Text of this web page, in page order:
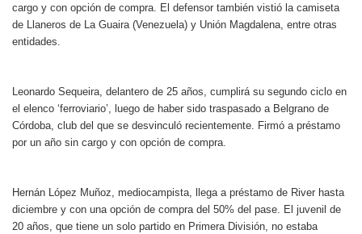
cargo y con opción de compra. El defensor también vistió la camiseta
de Llaneros de La Guaira (Venezuela) y Unión Magdalena, entre otras
entidades.
Leonardo Sequeira, delantero de 25 años, cumplirá su segundo ciclo en
el elenco ‘ferroviario’, luego de haber sido traspasado a Belgrano de
Córdoba, club del que se desvinculó recientemente. Firmó a préstamo
por un año sin cargo y con opción de compra.
Hernán López Muñoz, mediocampista, llega a préstamo de River hasta
diciembre y con una opción de compra del 50% del pase. El juvenil de
20 años, que tiene un solo partido en Primera División, no estaba